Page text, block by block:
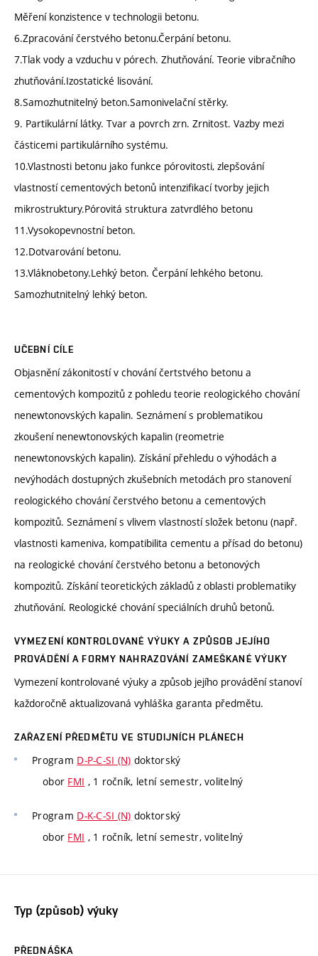
Měření konzistence v technologii betonu.
6.Zpracování čerstvého betonu.Čerpání betonu.
7.Tlak vody a vzduchu v pórech. Zhutňování. Teorie vibračního
zhutňování.Izostatické lisování.
8.Samozhutnitelný beton.Samonivelační stěrky.
9. Partikulární látky. Tvar a povrch zrn. Zrnitost. Vazby mezi
částicemi partikulárního systému.
10.Vlastnosti betonu jako funkce pórovitosti, zlepšování
vlastností cementových betonů intenzifikací tvorby jejich
mikrostruktury.Pórovitá struktura zatvrdlého betonu
11.Vysokopevnostní beton.
12.Dotvarování betonu.
13.Vláknobetony.Lehký beton. Čerpání lehkého betonu.
Samozhutnitelný lehký beton.
UČEBNÍ CÍLE
Objasnění zákonitostí v chování čertstvého betonu a
cementových kompozitů z pohledu teorie reologického chování
nenewtonovských kapalin. Seznámení s problematikou
zkoušení nenewtonovských kapalin (reometrie
nenewtonovských kapalin). Získání přehledu o výhodách a
nevýhodách dostupných zkušebních metodách pro stanovení
reologického chování čerstvého betonu a cementových
kompozitů. Seznámení s vlivem vlastností složek betonu (např.
vlastnosti kameniva, kompatibilita cementu a přísad do betonu)
na reologické chování čerstvého betonu a betonových
kompozitů. Získání teoretických základů z oblasti problematiky
zhutňování. Reologické chování speciálních druhů betonů.
VYMEZENÍ KONTROLOVANÉ VÝUKY A ZPŮSOB JEJÍHO
PROVÁDĚNÍ A FORMY NAHRAZOVÁNÍ ZAMEŠKANÉ VÝUKY
Vymezení kontrolované výuky a způsob jejího provádění stanoví
každoročně aktualizovaná vyhláška garanta předmětu.
ZAŘAZENÍ PŘEDMĚTU VE STUDIJNÍCH PLÁNECH
Program D-P-C-SI (N) doktorský
obor FMI , 1 ročník, letní semestr, volitelný
Program D-K-C-SI (N) doktorský
obor FMI , 1 ročník, letní semestr, volitelný
Typ (způsob) výuky
PŘEDNÁŠKA